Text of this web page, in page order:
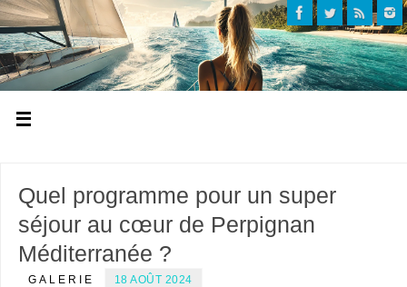
Quel programme pour un super
séjour au cœur de Perpignan
Méditerranée ?
GALERIE 18 AOÛT 2024